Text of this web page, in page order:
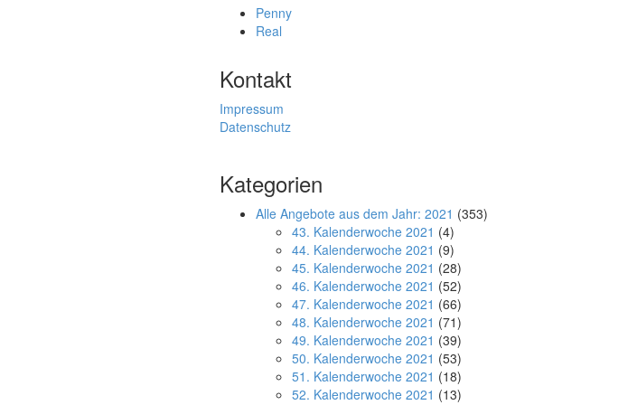
Penny
Real
Kontakt
Impressum
Datenschutz
Kategorien
Alle Angebote aus dem Jahr: 2021 (353)
43. Kalenderwoche 2021 (4)
44. Kalenderwoche 2021 (9)
45. Kalenderwoche 2021 (28)
46. Kalenderwoche 2021 (52)
47. Kalenderwoche 2021 (66)
48. Kalenderwoche 2021 (71)
49. Kalenderwoche 2021 (39)
50. Kalenderwoche 2021 (53)
51. Kalenderwoche 2021 (18)
52. Kalenderwoche 2021 (13)